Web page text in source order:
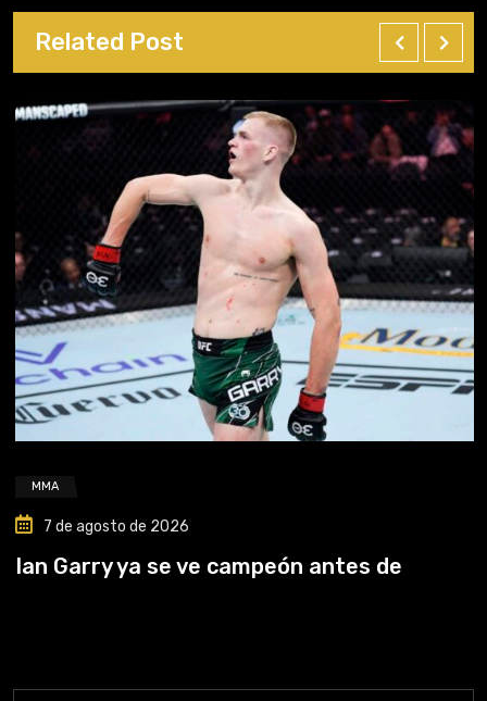
Related Post
MMA
7 de agosto de 2026
Ian Garry ya se ve campeón antes de